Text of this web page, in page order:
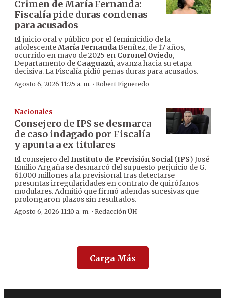
Crimen de María Fernanda:
Fiscalía pide duras condenas
para acusados
El juicio oral y público por el feminicidio de la
adolescenteMaría FernandaBenítez, de 17 años,
ocurrido en mayo de 2025 en Coronel Oviedo,
Departamento de Caaguazú, avanza hacia su etapa
decisiva. La Fiscalía pidió penas duras para acusados.
Agosto 6, 2026 11:25 a. m. · Robert Figueredo
Nacionales
Consejero de IPS se desmarca
de caso indagado por Fiscalía
y apunta a ex titulares
El consejero delInstituto de Previsión Social(IPS) José
Emilio Argaña se desmarcó del supuesto perjuicio de G.
61.000 millones a la previsional tras detectarse
presuntas irregularidades en contrato de quirófanos
modulares. Admitió que firmó adendas sucesivas que
prolongaron plazos sin resultados.
Agosto 6, 2026 11:10 a. m. · Redacción ÚH
Carga Más